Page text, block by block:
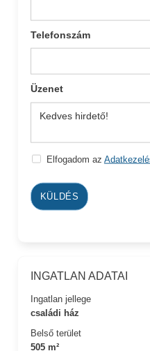
Telefonszám
Üzenet
Elfogadom az
KÜLDÉS
INGATLAN ADATAI
Ingatlan jellege
családi ház
Belső terület
505 m²